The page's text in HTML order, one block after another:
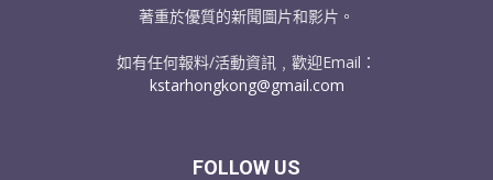
著重於優質的新聞圖片和影片。
如有任何報料/活動資訊﹐歡迎Email：
kstarhongkong@gmail.com
FOLLOW US